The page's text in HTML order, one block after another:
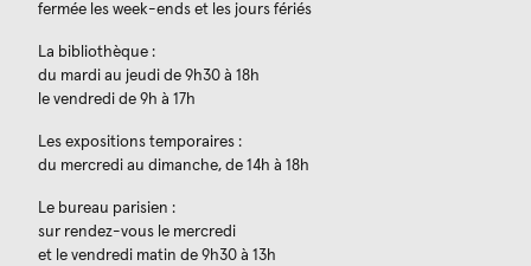
fermée les week-ends et les jours fériés
La bibliothèque :
du mardi au jeudi de 9h30 à 18h
le vendredi de 9h à 17h
Les expositions temporaires :
du mercredi au dimanche, de 14h à 18h
Le bureau parisien :
sur rendez-vous le mercredi
et le vendredi matin de 9h30 à 13h